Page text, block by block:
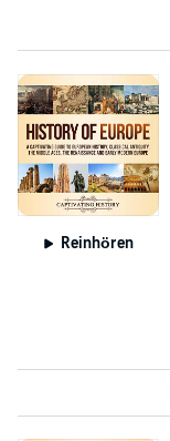
Reinhören